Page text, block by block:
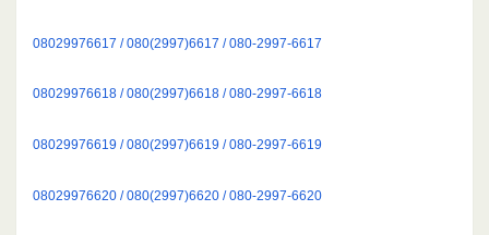
08029976617 / 080(2997)6617 / 080-2997-6617
08029976618 / 080(2997)6618 / 080-2997-6618
08029976619 / 080(2997)6619 / 080-2997-6619
08029976620 / 080(2997)6620 / 080-2997-6620